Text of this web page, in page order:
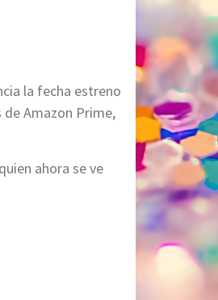
la fecha estreno
Amazon Prime,
ahora se ve